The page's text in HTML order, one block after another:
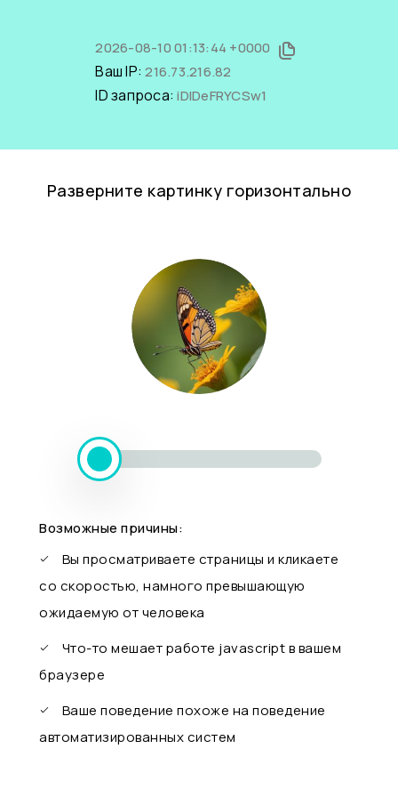
2026-08-10 01:13:44 +0000
Ваш IP:216.73.216.82
ID запроса:iDIDeFRYCSw1
Разверните картинку горизонтально
Возможные причины:
Вы просматриваете страницы и кликаете
со скоростью, намного превышающую
ожидаемую от человека
Что-то мешает работе javascript в вашем
браузере
Ваше поведение похоже на поведение
автоматизированных систем